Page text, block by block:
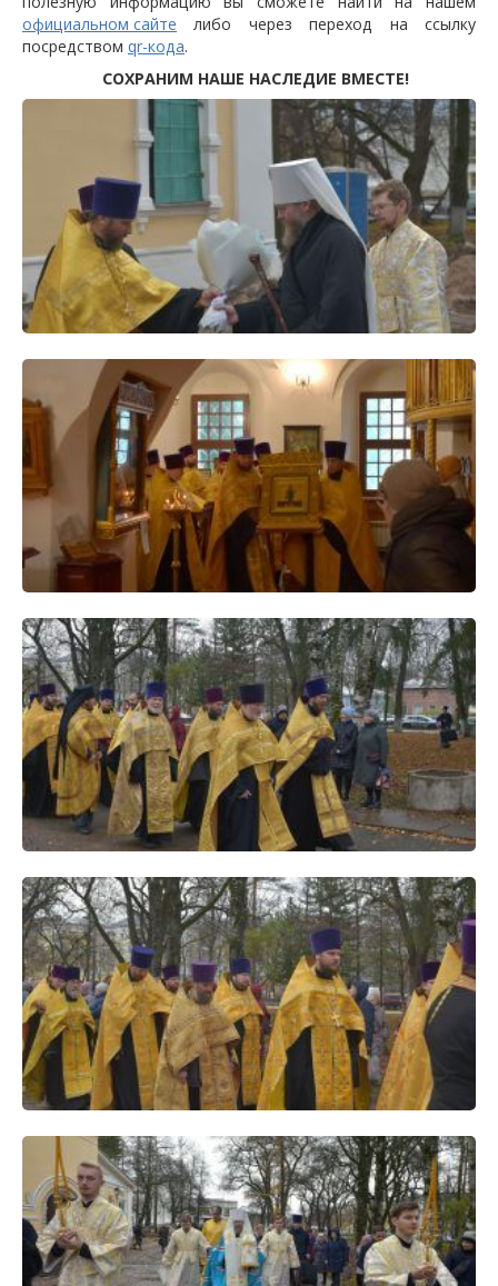
официальном сайте либо через переход на ссылку
посредством qr-кода.
СОХРАНИМ НАШЕ НАСЛЕДИЕ ВМЕСТЕ!